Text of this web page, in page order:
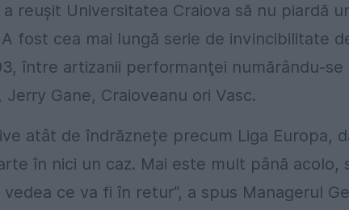
reuşit Universitatea Craiova să nu piardă
fost cea mai lungă serie de invincibilitate
între artizanii performanţei numărându-se
Gane, Craioveanu ori Vasc.
atât de îndrăznețe precum Liga Europa,
în nici un caz. Mai este mult până acolo,
ce va fi în retur“, a spus Managerul